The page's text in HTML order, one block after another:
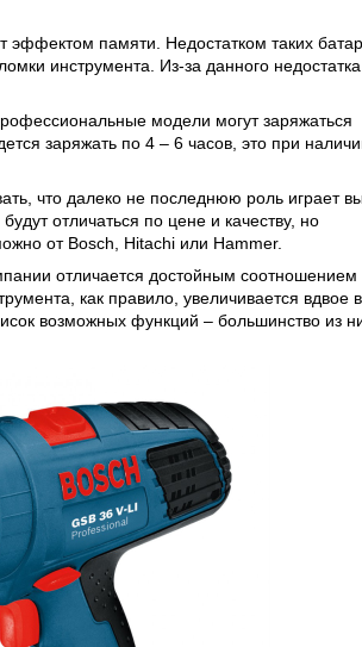
памяти. Недостатком таких
инструмента. Из-за данного недостатка
модели могут заряжаться
заряжать по 4 – 6 часов, это при
что далеко не последнюю роль играет
отличаться по цене и качеству, но
от Bosch, Hitachi или Hammer.
отличается достойным соотношением
как правило, увеличивается вдвое в
возможных функций – большинство из